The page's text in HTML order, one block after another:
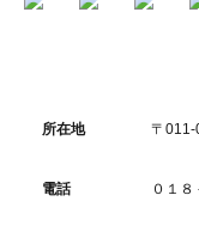
所在地 〒011-
電話 ０１